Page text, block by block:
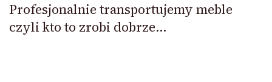
Profesjonalnie transportujemy meble
czyli kto to zrobi dobrze…